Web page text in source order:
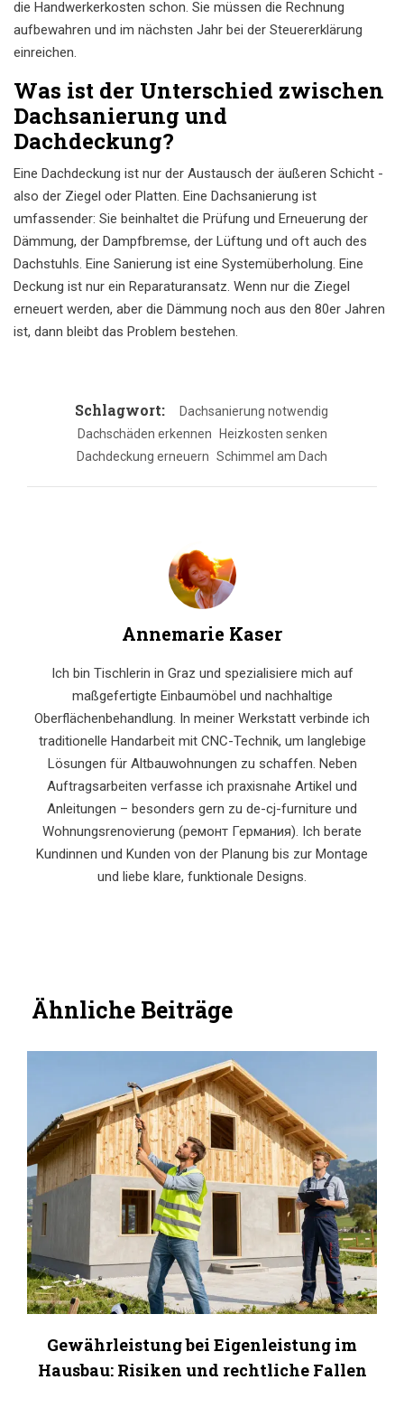
die Handwerkerkosten schon. Sie müssen die Rechnung
aufbewahren und im nächsten Jahr bei der Steuererklärung
einreichen.
Was ist der Unterschied zwischen
Dachsanierung und
Dachdeckung?
Eine Dachdeckung ist nur der Austausch der äußeren Schicht -
also der Ziegel oder Platten. Eine Dachsanierung ist
umfassender: Sie beinhaltet die Prüfung und Erneuerung der
Dämmung, der Dampfbremse, der Lüftung und oft auch des
Dachstuhls. Eine Sanierung ist eine Systemüberholung. Eine
Deckung ist nur ein Reparaturansatz. Wenn nur die Ziegel
erneuert werden, aber die Dämmung noch aus den 80er Jahren
ist, dann bleibt das Problem bestehen.
Schlagwort:
Dachsanierung notwendig
Dachschäden erkennen
Heizkosten senken
Dachdeckung erneuern Schimmel am Dach
Annemarie Kaser
Ich bin Tischlerin in Graz und spezialisiere mich auf
maßgefertigte Einbaumöbel und nachhaltige
Oberflächenbehandlung. In meiner Werkstatt verbinde ich
traditionelle Handarbeit mit CNC-Technik, um langlebige
Lösungen für Altbauwohnungen zu schaffen. Neben
Auftragsarbeiten verfasse ich praxisnahe Artikel und
Anleitungen – besonders gern zu de-cj-furniture und
Wohnungsrenovierung (ремонт Германия). Ich berate
Kundinnen und Kunden von der Planung bis zur Montage
und liebe klare, funktionale Designs.
Ähnliche Beiträge
Gewährleistung bei Eigenleistung im
Hausbau: Risiken und rechtliche Fallen